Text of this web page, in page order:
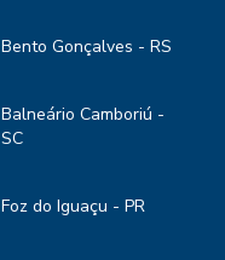
Bento Gonçalves - RS
Balneário Camboriú -
SC
Foz do Iguaçu - PR